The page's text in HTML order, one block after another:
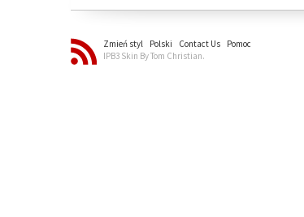
Zmień styl Polski Contact Us
Pomoc
IPB3 Skin By Tom Christian.